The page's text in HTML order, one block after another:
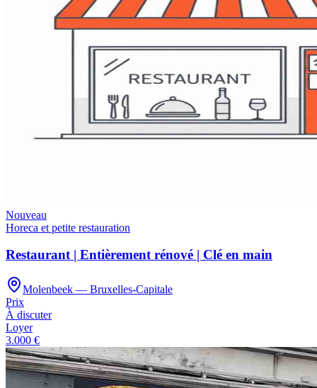
Nouveau
Horeca et petite restauration
Restaurant | Entièrement rénové | Clé en main
Molenbeek — Bruxelles-Capitale
Prix
À discuter
Loyer
3.000 €